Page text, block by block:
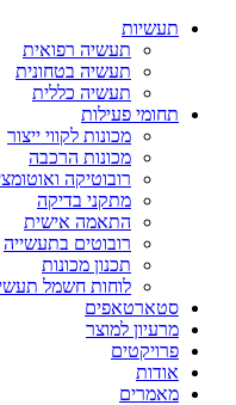
תעשיות
תעשיה רפואית
תעשיה בטחונית
תעשיה כללית
תחומי פעילות
מכונות לקווי ייצור
מכונות הרכבה
רובוטיקה
מתקני בדיקה
התאמה אישית
רובוטים בתעשייה
תכנון מכונות
לוחות חשמל
סטארטאפים
מרעיון למוצר
פרויקטים
אודות
מאמרים